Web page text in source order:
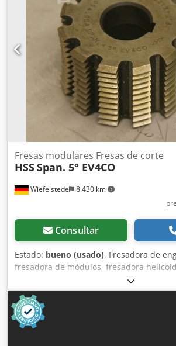
Wiefelstede 8.430 km
Fresas modulares Fresas de corte
HSSSpan. 5° EV4CO
Consultar
Estado: bueno (usado), Fresadora de
fresadora de módulos, fresadora
perfil de dientes, cabezal de fresado de
fresadora de extremos de rodillos,
fresa, fresadora helicoidal, fresadora
cónicos. -1 fresa de: 650.054.06 A SPAN. <
Diámetro: 22 mm -Peso: 0,6 kg Dsdpeb A